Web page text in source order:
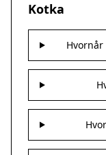
Kotka